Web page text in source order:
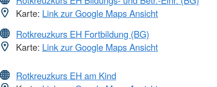
Karte: Link zur Google Maps Ansicht
Rotkreuzkurs EH Fortbildung (BG)
Karte: Link zur Google Maps Ansicht
Rotkreuzkurs EH am Kind